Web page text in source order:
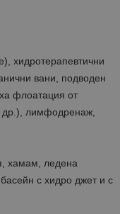
хидротерапевтични
вани, подводен
флоатация от
лимфодренаж,
хамам, ледена
с хидро джет и с